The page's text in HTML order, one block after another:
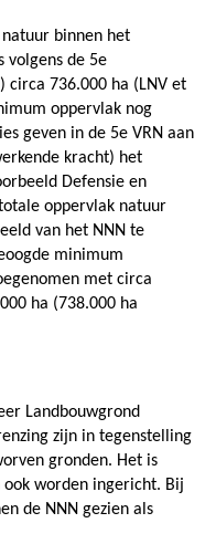
binnen het
volgens de 5e
circa 736.000 ha (LNV et
oppervlak nog
geven in de 5e VRN aan
kracht) het
Defensie en
oppervlak natuur
van het NNN te
minimum
met circa
ha (738.000 ha
Landbouwgrond
zijn in tegenstelling
gronden. Het is
worden ingericht. Bij
de NNN gezien als